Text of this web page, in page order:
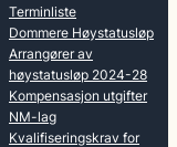
Terminliste
Dommere Høystatusløp
Arrangører av
høystatusløp 2024-28
Kompensasjon utgifter
NM-lag
Kvalifiseringskrav for